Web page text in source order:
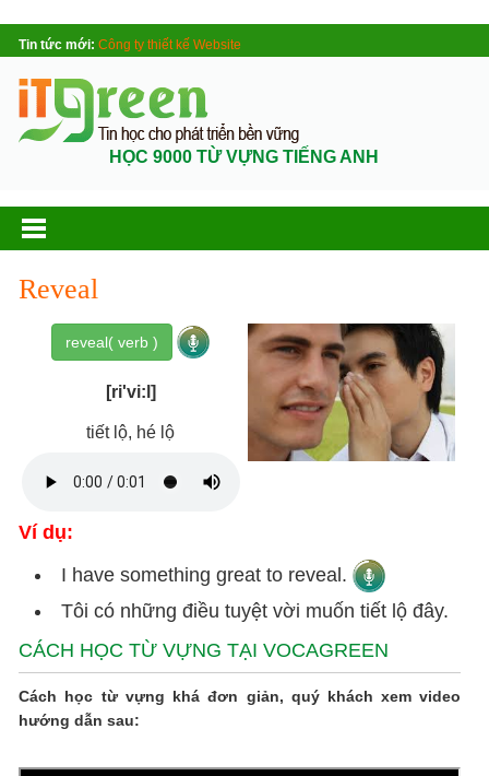
Tin tức mới: Công ty thiết kế Website
HỌC 9000 TỪ VỰNG TIẾNG ANH
Reveal
reveal( verb )
[ri'vi:l]
tiết lộ, hé lộ
Ví dụ:
I have something great to reveal.
Tôi có những điều tuyệt vời muốn tiết lộ đây.
CÁCH HỌC TỪ VỰNG TẠI VOCAGREEN
Cách học từ vựng khá đơn giản, quý khách xem video
hướng dẫn sau: